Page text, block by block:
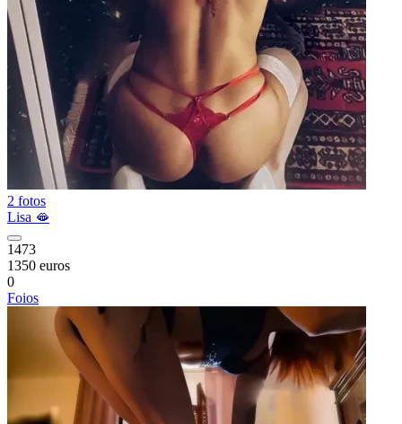
2 fotos
Lisa 🫦
1473
1350 euros
0
Foios